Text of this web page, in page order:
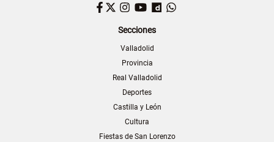
Facebook
TwitterInstagram
YouTubeDailymotion
Secciones
Valladolid
Provincia
Real Valladolid
Deportes
Castilla y León
Cultura
Fiestas de San Lorenzo